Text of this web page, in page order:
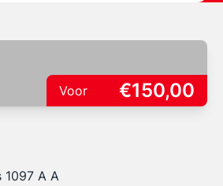
Voor €150,00
1097 A A